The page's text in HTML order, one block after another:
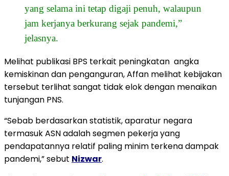
yang selama ini tetap digaji penuh, walaupun
jam kerjanya berkurang sejak pandemi,”
jelasnya.
Melihat publikasi BPS terkait peningkatan angka
kemiskinan dan penganguran, Affan melihat kebijakan
tersebut terlihat sangat tidak elok dengan menaikan
tunjangan PNS.
“Sebab berdasarkan statistik, aparatur negara
termasuk ASN adalah segmen pekerja yang
pendapatannya relatif paling minim terkena dampak
pandemi,” sebut Nizwar.